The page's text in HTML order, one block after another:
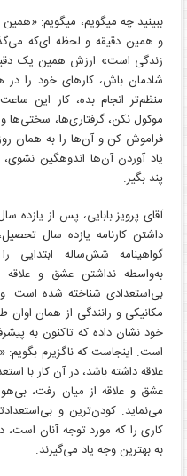
ببینید چه میگویم، میگویم:
و همین دقیقه و لحظه ای‌که
زندگی است» ارزش همین یک
شادمان باش، کارهای خود را در
منظم‌تر انجام بده، کار این
موکول نکن، گرفتاری‌ها، سختی‌ها
فراموش کن و آن‌ها را به همان
یاد آوردن آن‌ها اندوهگین
پند بگیر.
آقای پرویز بابایی، پس از یازده
داشتن کارنامه یازده سال
گواهینامه شش‌ساله ابتدایی
به‌واسطه نداشتن عشق و
بی‌استعدادی شناخته شده است.
مکانیکی و رانندگی از همان اوان
خود نشان داده که تاکنون به
است. اینجاست که ناگزیرم
علاقه داشته باشد، در آن کار با
عشق و علاقه از میان رفت،
می‌نماید. کودن‌ترین و
کاری را که مورد توجه آنان است،
به بهترین وجه یاد می‌گیرند.